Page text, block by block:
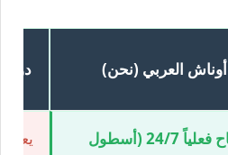
أوناش العربي (نحن)
متاح فعلياً 24/7 (أسطول